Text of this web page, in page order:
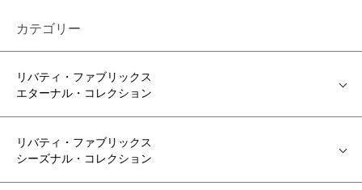
カテゴリー
リバティ・ファブリックス
エターナル・コレクション
リバティ・ファブリックス
シーズナル・コレクション